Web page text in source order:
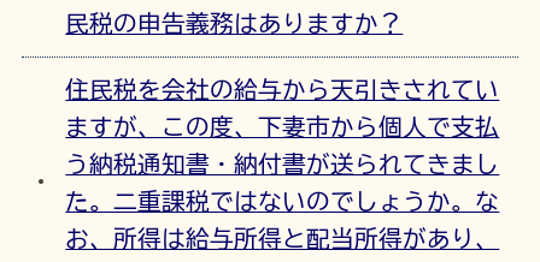
民税の申告義務はありますか？
住民税を会社の給与から天引きされてい
ますが、この度、下妻市から個人で支払
う納税通知書・納付書が送られてきまし
た。二重課税ではないのでしょうか。な
お、所得は給与所得と配当所得があり、